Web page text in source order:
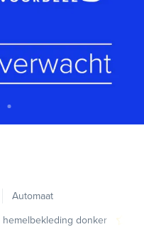
Automaat
hemelbekleding donker